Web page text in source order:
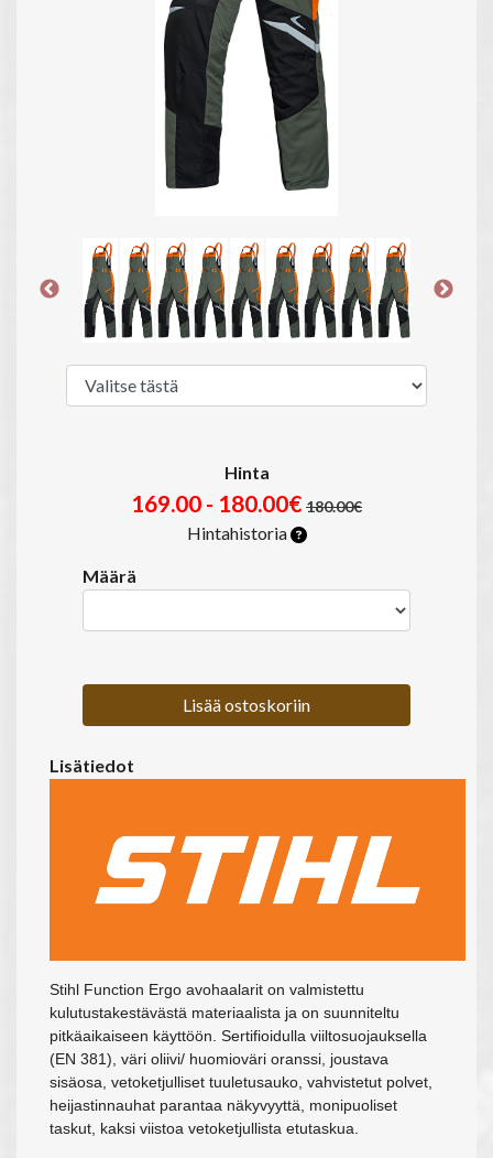
Hinta
169.00 - 180.00€ 180.00€
Hintahistoria
Määrä
Lisää ostoskoriin
Lisätiedot
Stihl Function Ergo avohaalarit on valmistettu
kulutustakestävästä materiaalista ja on suunniteltu
pitkäaikaiseen käyttöön. Sertifioidulla viiltosuojauksella
(EN 381), väri oliivi/ huomioväri oranssi, joustava
sisäosa, vetoketjulliset tuuletusauko, vahvistetut polvet,
heijastinnauhat parantaa näkyvyyttä, monipuoliset
taskut, kaksi viistoa vetoketjullista etutaskua.